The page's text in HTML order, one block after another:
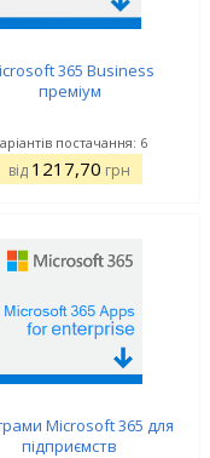
365 Business
преміум
постачання: 6
від 1217,70 грн
Microsoft 365 для
підприємств